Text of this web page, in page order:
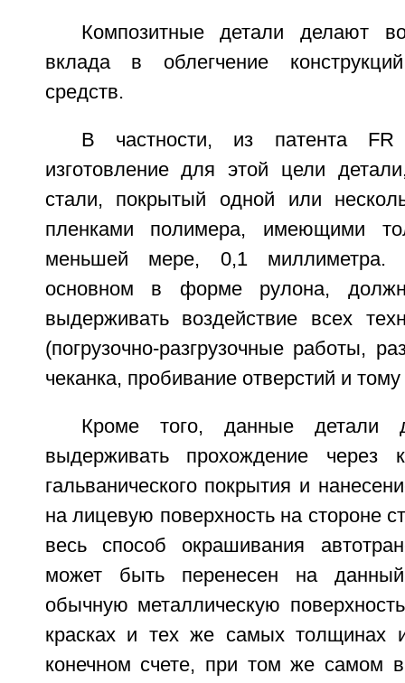
Композитные детали делают
вклада в облегчение
средств.
В частности, из патента FR
изготовление для этой цели
стали, покрытый одной или
пленками полимера, имеющими
меньшей мере, 0,1 миллиметра.
основном в форме рулона,
выдерживать воздействие всех
(погрузочно-разгрузочные работы,
чеканка, пробивание отверстий и
Кроме того, данные детали
выдерживать прохождение через
гальванического покрытия и
на лицевую поверхность на стороне
весь способ окрашивания
может быть перенесен на
обычную металлическую
красках и тех же самых толщинах
конечном счете, при том же самом